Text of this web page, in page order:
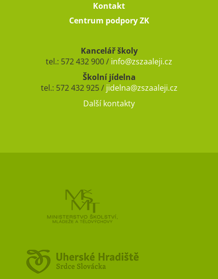
Kontakt
Centrum podpory ZK
Kancelář školy
tel.: 572 432 900 / info@zszaaleji.cz
Školní jídelna
tel.: 572 432 925 / jidelna@zszaaleji.cz
Další kontakty